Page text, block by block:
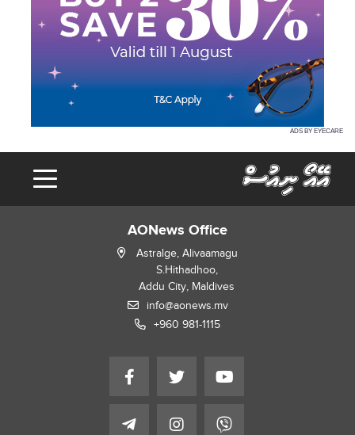
ADS BY EYECARE
AONews Office
Astralge, Alivaamagu
S.Hithadhoo,
Addu City, Maldives
info@aonews.mv
+960 981-1115